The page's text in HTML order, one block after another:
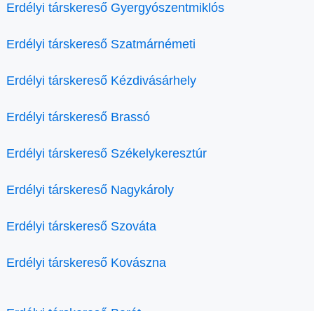
Erdélyi társkereső Gyergyószentmiklós
Erdélyi társkereső Szatmárnémeti
Erdélyi társkereső Kézdivásárhely
Erdélyi társkereső Brassó
Erdélyi társkereső Székelykeresztúr
Erdélyi társkereső Nagykároly
Erdélyi társkereső Szováta
Erdélyi társkereső Kovászna